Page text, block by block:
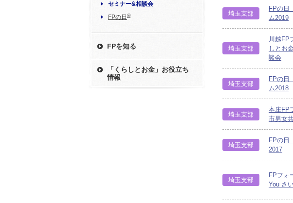
セミナー&相談会
FPの日 ®
FPを知る
「くらしとお金」お役立ち
情報
埼玉支部
FPの日
ム2019
埼玉支部
川越FP
しとお
談会
埼玉支部
FPの日
ム2018
埼玉支部
本庄FP
市男女
埼玉支部
FPの日
2017
埼玉支部
FPフォ
You さ